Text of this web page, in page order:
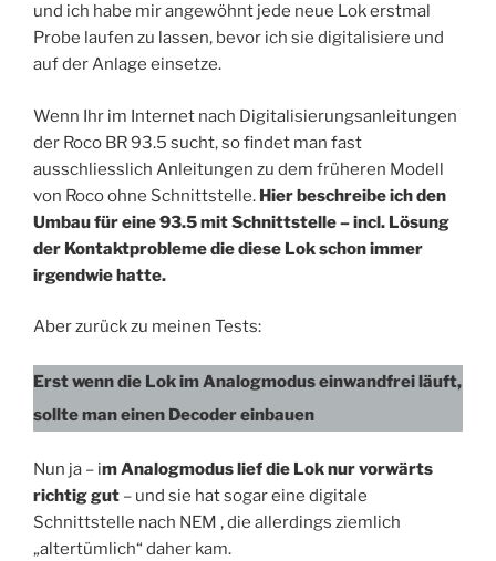
und ich habe mir angewöhnt jede neue Lok erstmal
Probe laufen zu lassen, bevor ich sie digitalisiere und
auf der Anlage einsetze.
Wenn Ihr im Internet nach Digitalisierungsanleitungen
der Roco BR 93.5 sucht, so findet man fast
ausschliesslich Anleitungen zu dem früheren Modell
von Roco ohne Schnittstelle. Hier beschreibe ich den
Umbau für eine 93.5 mit Schnittstelle – incl. Lösung
der Kontaktprobleme die diese Lok schon immer
irgendwie hatte.
Aber zurück zu meinen Tests:
Erst wenn die Lok im Analogmodus einwandfrei läuft,
sollte man einen Decoder einbauen
Nun ja – im Analogmodus lief die Lok nur vorwärts
richtig gut – und sie hat sogar eine digitale
Schnittstelle nach NEM , die allerdings ziemlich
„altertümlich“ daher kam.